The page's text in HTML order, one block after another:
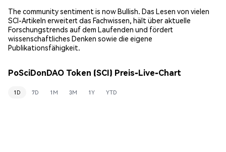
The community sentiment is now Bullish. Das Lesen von vielen
SCI-Artikeln erweitert das Fachwissen, hält über aktuelle
Forschungstrends auf dem Laufenden und fördert
wissenschaftliches Denken sowie die eigene
Publikationsfähigkeit.
PoSciDonDAO Token (SCI) Preis-Live-Chart
1D 7D 1M 3M 1Y YTD